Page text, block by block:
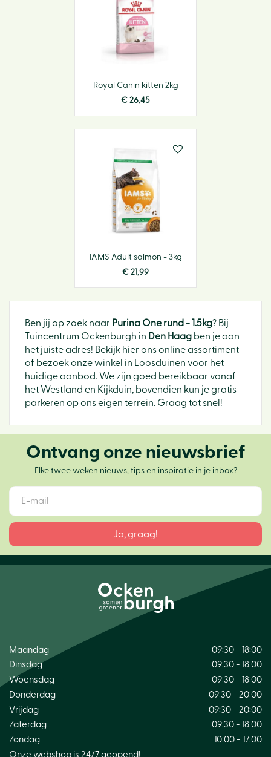
Royal Canin kitten 2kg
€ 26,45
IAMS Adult salmon - 3kg
€ 21,99
Ben jij op zoek naar Purina One rund - 1.5kg? Bij
Tuincentrum Ockenburgh in Den Haag ben je aan
het juiste adres! Bekijk hier ons online assortiment
of bezoek onze winkel in Loosduinen voor het
huidige aanbod. We zijn goed bereikbaar vanaf
het Westland en Kijkduin, bovendien kun je gratis
parkeren op ons eigen terrein. Graag tot snel!
Ontvang onze nieuwsbrief
Elke twee weken nieuws, tips en inspiratie in je inbox?
Maandag
09:30 - 18:00
Dinsdag
09:30 - 18:00
Woensdag
09:30 - 18:00
Donderdag
09:30 - 20:00
Vrijdag
09:30 - 20:00
Zaterdag
09:30 - 18:00
Zondag
10:00 - 17:00
Onze webshop is 24/7 geopend!